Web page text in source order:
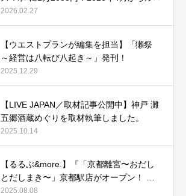
ル化される、自転車の「青切符」とは？
2026.02.27
【ウエストプランが編集を担当】「獺祭
～経営は八転び八起き～」発刊！
2025.12.29
【LIVE JAPAN／取材記事公開中】神戸 灘
五郷酒蔵めぐりを取材執筆しました。
2025.10.14
【るるぶ&more.】『「京都離宮〜おだし
とだしまき〜」京都駅店がオープン！ だ
しまき弁当やおみやげにもぴったりな人気
2025.08.08